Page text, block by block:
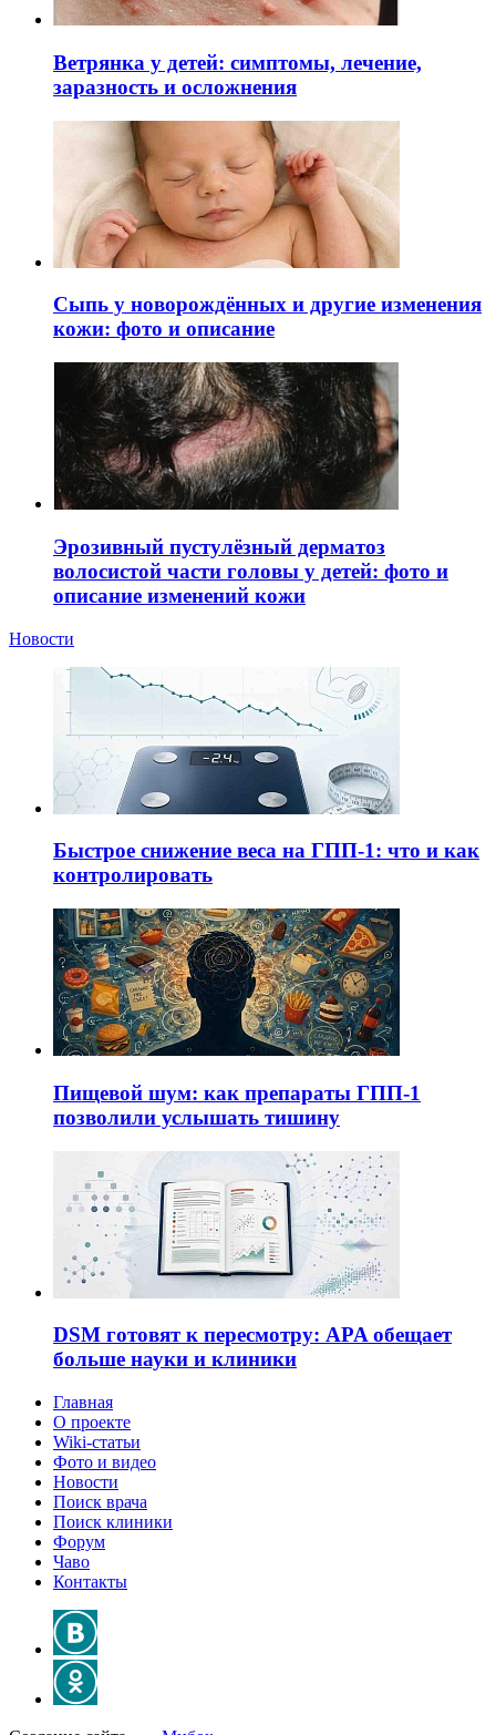
Ветрянка у детей: симптомы, лечение,
заразность и осложнения
Сыпь у новорождённых и другие изменения
кожи: фото и описание
Эрозивный пустулёзный дерматоз
волосистой части головы у детей: фото и
описание изменений кожи
Новости
Быстрое снижение веса на ГПП-1: что и как
контролировать
Пищевой шум: как препараты ГПП-1
позволили услышать тишину
DSM готовят к пересмотру: APA обещает
больше науки и клиники
Главная
О проекте
Wiki-статьи
Фото и видео
Новости
Поиск врача
Поиск клиники
Форум
Чаво
Контакты